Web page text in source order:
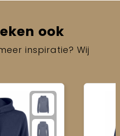
ook
inspiratie? Wij